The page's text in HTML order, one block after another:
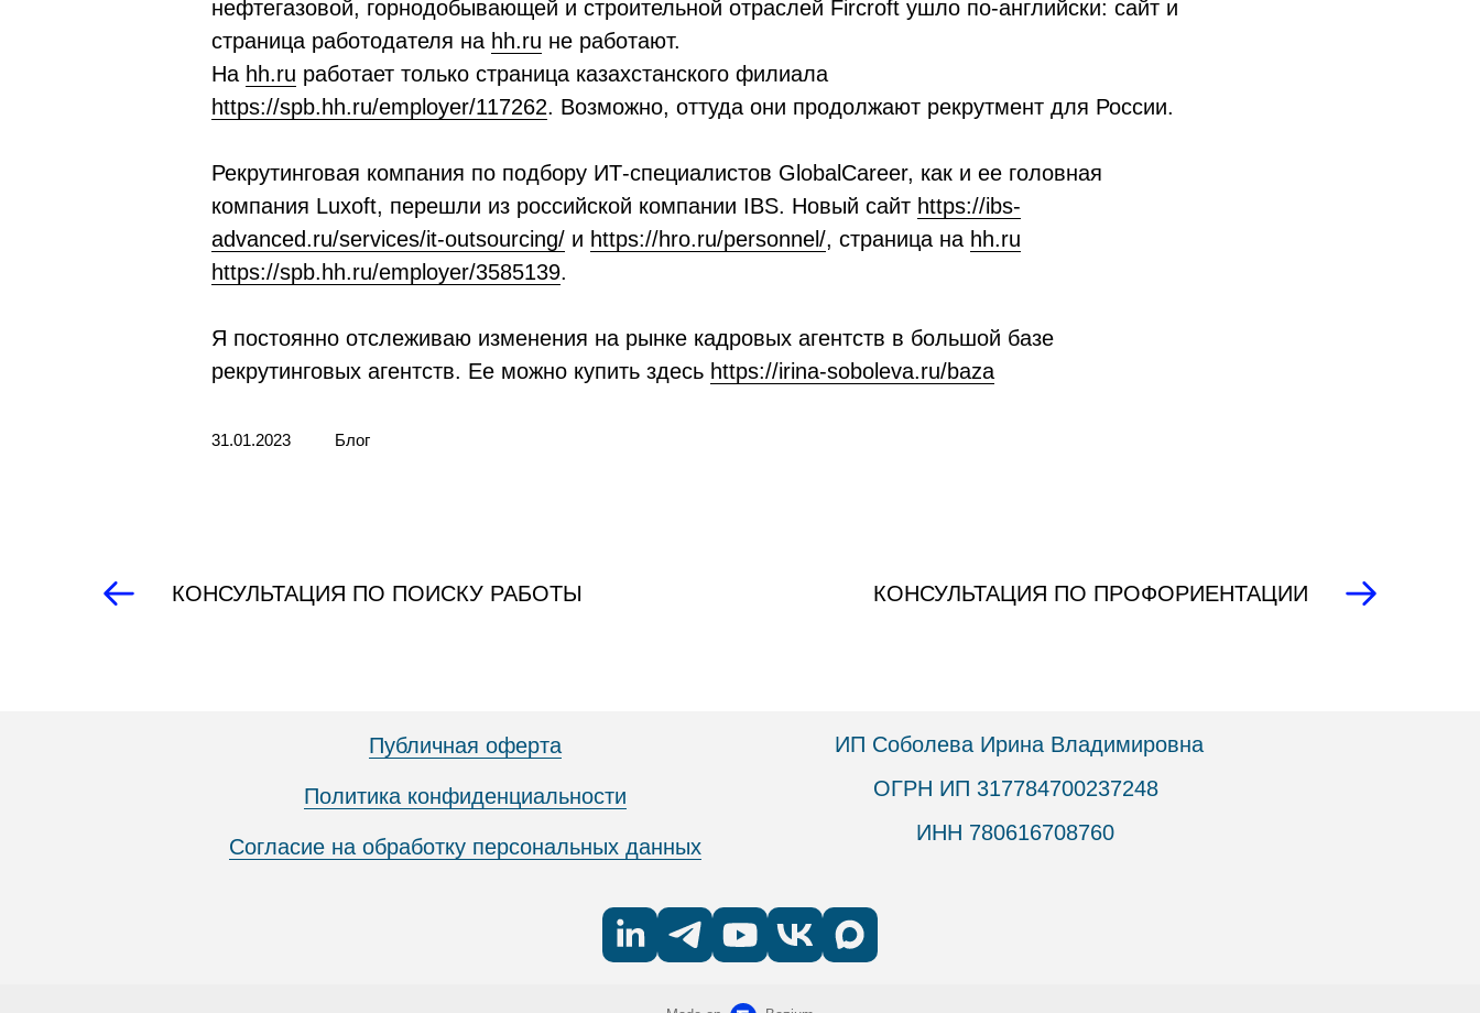
нефтегазовой, горнодобывающей и строительной отраслей Fircroft ушло по-английски: сайт и
страница работодателя на hh.ru не работают.
На hh.ru работает только страница казахстанского филиала
https://spb.hh.ru/employer/117262. Возможно, оттуда они продолжают рекрутмент для России.
Рекрутинговая компания по подбору ИТ-специалистов GlobalCareer, как и ее головная
компания Luxoft, перешли из российской компании IBS. Новый сайт https://ibs-
advanced.ru/services/it-outsourcing/ и https://hro.ru/personnel/, страница на hh.ru
https://spb.hh.ru/employer/3585139.
Я постоянно отслеживаю изменения на рынке кадровых агентств в большой базе
рекрутинговых агентств. Ее можно купить здесь https://irina-soboleva.ru/baza
31.01.2023 Блог
КОНСУЛЬТАЦИЯ ПО ПОИСКУ РАБОТЫ КОНСУЛЬТАЦИЯ ПО ПРОФОРИЕНТАЦИИ
Публичная оферта
Политика конфиденциальности
Согласие на обработку персональных данных
ИП Соболева Ирина Владимировна
ОГРН ИП 317784700237248
ИНН 780616708760